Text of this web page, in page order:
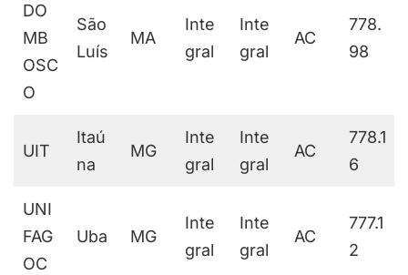
DO
MB
OSC
O
São
Luís
MA
Inte
gral
Inte
gral
AC
778.
98
UIT
Itaú
na
MG
Inte
gral
Inte
gral
AC
778.1
6
UNI
FAG
OC
Uba MG
Inte
gral
Inte
gral
AC
777.1
2